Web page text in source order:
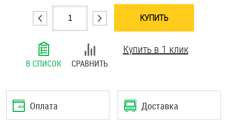
Штифты и пальцы
КУПИТЬ
В СПИСОК СРАВНИТЬ
Купить в 1 клик
Оплата Доставка